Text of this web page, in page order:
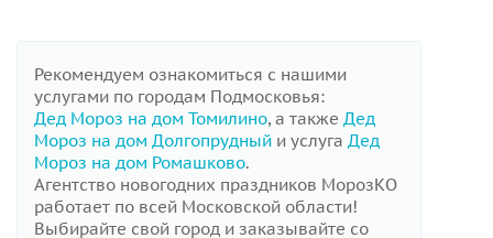
Рекомендуем ознакомиться с нашими
услугами по городам Подмосковья:
Дед Мороз на дом Томилино, а также Дед
Мороз на дом Долгопрудный и услуга Дед
Мороз на дом Ромашково.
Агентство новогодних праздников МорозКО
работает по всей Московской области!
Выбирайте свой город и заказывайте со